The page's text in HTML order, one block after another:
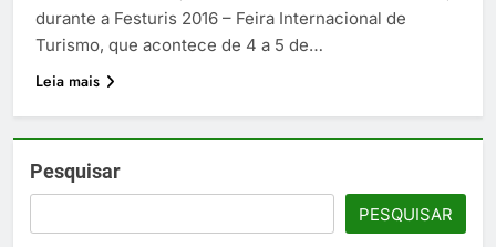
durante a Festuris 2016 – Feira Internacional de
Turismo, que acontece de 4 a 5 de…
Leia mais
Pesquisar
PESQUISAR